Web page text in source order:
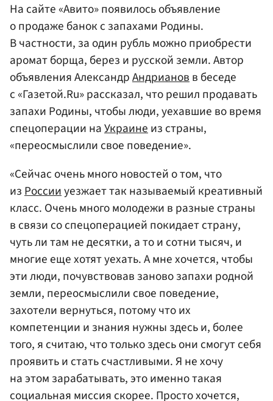
На сайте «Авито» появилось объявление
о продаже банок с запахами Родины.
В частности, за один рубль можно приобрести
аромат борща, берез и русской земли. Автор
объявления АлександрАндриановв беседе
с «Газетой.Ru» рассказал, что решил продавать
запахи Родины, чтобы люди, уехавшие во время
спецоперации наУкраинеиз страны,
«переосмыслили свое поведение».
«Сейчас очень много новостей о том, что
изРоссииуезжает так называемый креативный
класс. Очень много молодежи в разные страны
в связи со спецоперацией покидает страну,
чуть ли там не десятки, а то и сотни тысяч, и
многие еще хотят уехать. А мне хочется, чтобы
эти люди, почувствовав заново запахи родной
земли, переосмыслили свое поведение,
захотели вернуться, потому что их
компетенции и знания нужны здесь и, более
того, я считаю, что только здесь они смогут себя
проявить и стать счастливыми. Я не хочу
на этом зарабатывать, это именно такая
социальная миссия скорее. Просто хочется,